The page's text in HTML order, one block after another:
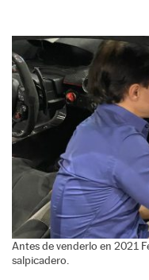
Antes de venderlo en 2021
salpicadero.